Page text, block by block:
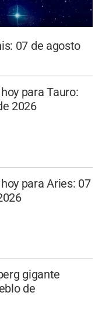
07 de agosto
para Tauro:
2026
para Aries: 07
gigante
de